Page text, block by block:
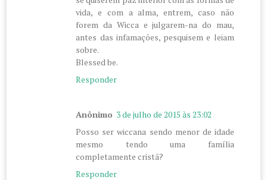
vida, e com a alma, entrem, caso não
forem da Wicca e julgarem-na do mau,
antes das infamações, pesquisem e leiam
sobre.
Blessed be.
Responder
Anônimo 3 de julho de 2015 às 23:02
Posso ser wiccana sendo menor de idade
mesmo tendo uma família
completamente cristã?
Responder